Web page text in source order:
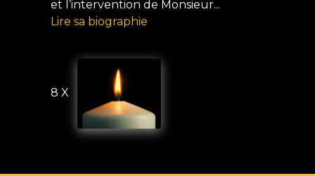
et l’intervention de Monsieur...
Lire sa biographie
8 X